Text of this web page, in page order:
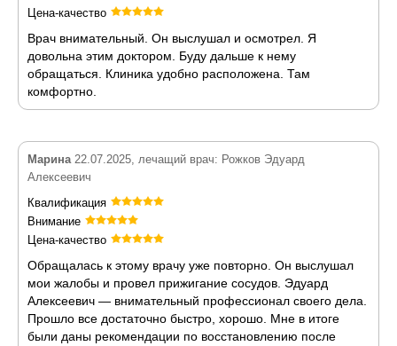
Цена-качество
Врач внимательный. Он выслушал и осмотрел. Я
довольна этим доктором. Буду дальше к нему
обращаться. Клиника удобно расположена. Там
комфортно.
Марина22.07.2025, лечащий врач: Рожков Эдуард
Алексеевич
Квалификация
Внимание
Цена-качество
Обращалась к этому врачу уже повторно. Он выслушал
мои жалобы и провел прижигание сосудов. Эдуард
Алексеевич — внимательный профессионал своего дела.
Прошло все достаточно быстро, хорошо. Мне в итоге
были даны рекомендации по восстановлению после